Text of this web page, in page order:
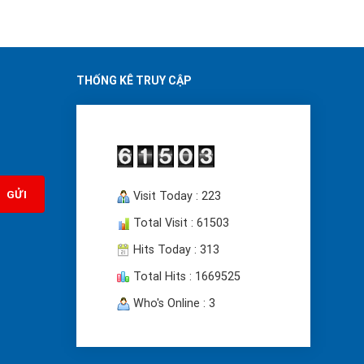
giám sát áp suất liên tục để đảm bảo hiệu suất
điều chỉnh áp suất trong các hệ thống HVAC, góp
P254
THỐNG KÊ TRUY CẬP
Visit Today : 223
Total Visit : 61503
Hits Today : 313
Total Hits : 1669525
Who's Online : 3